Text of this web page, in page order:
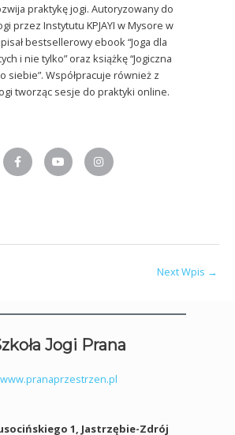
praktykę jogi. Autoryzowany do
przez Instytutu KPJAYI w Mysore w
bestsellerowy ebook “Joga dla
i nie tylko” oraz książkę “Jogiczna
siebie”. Współpracuje również z
tworząc sesje do praktyki online.
a
c
e
b
o
u
t
u
n
s
t
a
Next Wpis →
Jogi Prana
www.pranaprzestrzen.pl
1, Jastrzębie-Zdrój